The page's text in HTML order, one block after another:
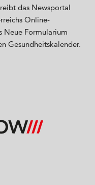
das Newsportal
Online-
Neue Formularium
Gesundheitskalender.